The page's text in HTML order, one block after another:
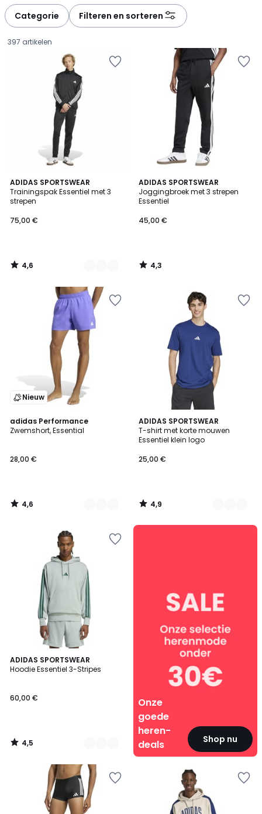
Categorie Filteren en sorteren
397 artikelen
ADIDAS SPORTSWEAR
Trainingspak Essentiel met 3
strepen
€.
75,00 €
4,6
/ 5
2
Kleuren
4,6
/
ADIDAS SPORTSWEAR
Joggingbroek met 3 strepen
Essentiel
45,00 €
4,3
/ 5
4,3
/
Nieuw
adidas Performance
Zwemshort, Essential
28,00 €
4,6
/ 5
2
Kleuren
4,6
/
ADIDAS SPORTSWEAR
T-shirt met korte mouwen
Essentiel klein logo
25,00 €
4,9
/ 5
2
Kleuren
4,9
/
ADIDAS SPORTSWEAR
Hoodie Essentiel 3-Stripes
60,00 €
4,5
/ 5
3
Kleuren
4,5
/
Onze
goede
heren-
deals
Shop nu
Onze